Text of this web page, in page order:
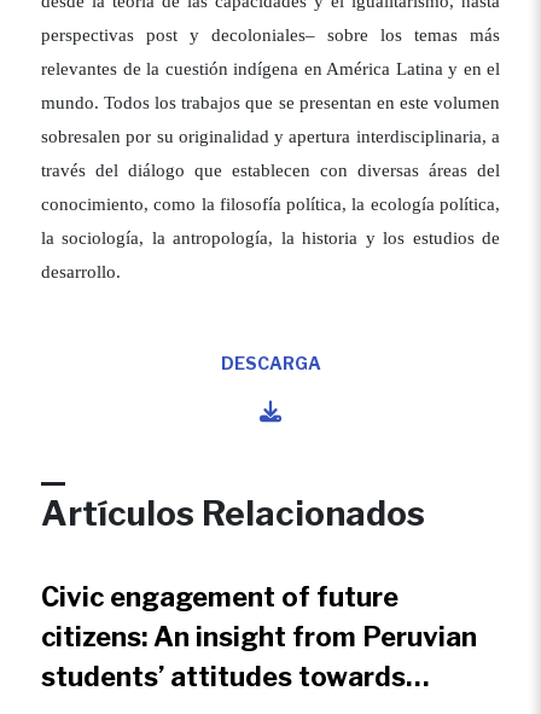
DESCARGA
perspectivas post y decoloniales– sobre los temas más
relevantes de la cuestión indígena en América Latina y en el
mundo. Todos los trabajos que se presentan en este volumen
sobresalen por su originalidad y apertura interdisciplinaria, a
través del diálogo que establecen con diversas áreas del
conocimiento, como la filosofía política, la ecología política,
la sociología, la antropología, la historia y los estudios de
desarrollo.
Artículos Relacionados
Civic engagement of future
citizens: An insight from Peruvian
students’ attitudes towards